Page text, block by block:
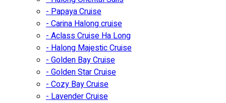
- Papaya Cruise
- Carina Halong cruise
- Aclass Cruise Ha Long
- Halong Majestic Cruise
- Golden Bay Cruise
- Golden Star Cruise
- Cozy Bay Cruise
- Lavender Cruise